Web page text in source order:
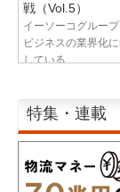
戦（Vol.5）
イーソーコグルー
ビジネスの業界化
している...
特集・連載